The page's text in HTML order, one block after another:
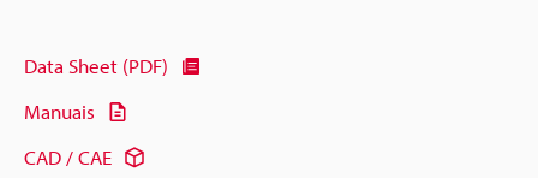
Data Sheet (PDF)
Manuais
CAD / CAE